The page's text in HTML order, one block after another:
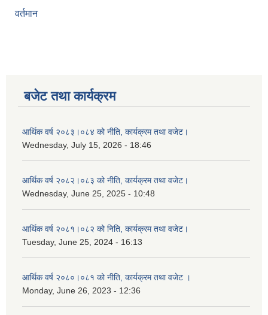
वर्तमान
बजेट तथा कार्यक्रम
आर्थिक वर्ष २०८३।०८४ को नीति, कार्यक्रम तथा वजेट।
Wednesday, July 15, 2026 - 18:46
आर्थिक वर्ष २०८२।०८३ को नीति, कार्यक्रम तथा वजेट।
Wednesday, June 25, 2025 - 10:48
आर्थिक वर्ष २०८१।०८२ को निति, कार्यक्रम तथा वजेट।
Tuesday, June 25, 2024 - 16:13
आर्थिक वर्ष २०८०।०८१ को नीति, कार्यक्रम तथा वजेट ।
Monday, June 26, 2023 - 12:36